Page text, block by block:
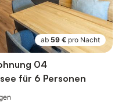
ab 59 € pro Nacht
04
für 6 Personen